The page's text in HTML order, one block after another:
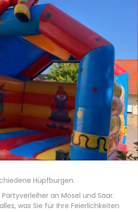
Hüpfburgen.
an Mosel und Saar.
was Sie für Ihre Feierlichkeiten